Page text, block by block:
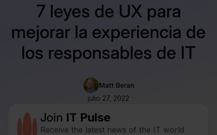
7 leyes de UX para
mejorar la experiencia de
los responsables de IT
Matt Beran
julio 27, 2022
Join IT Pulse
Receive the latest news of the IT world